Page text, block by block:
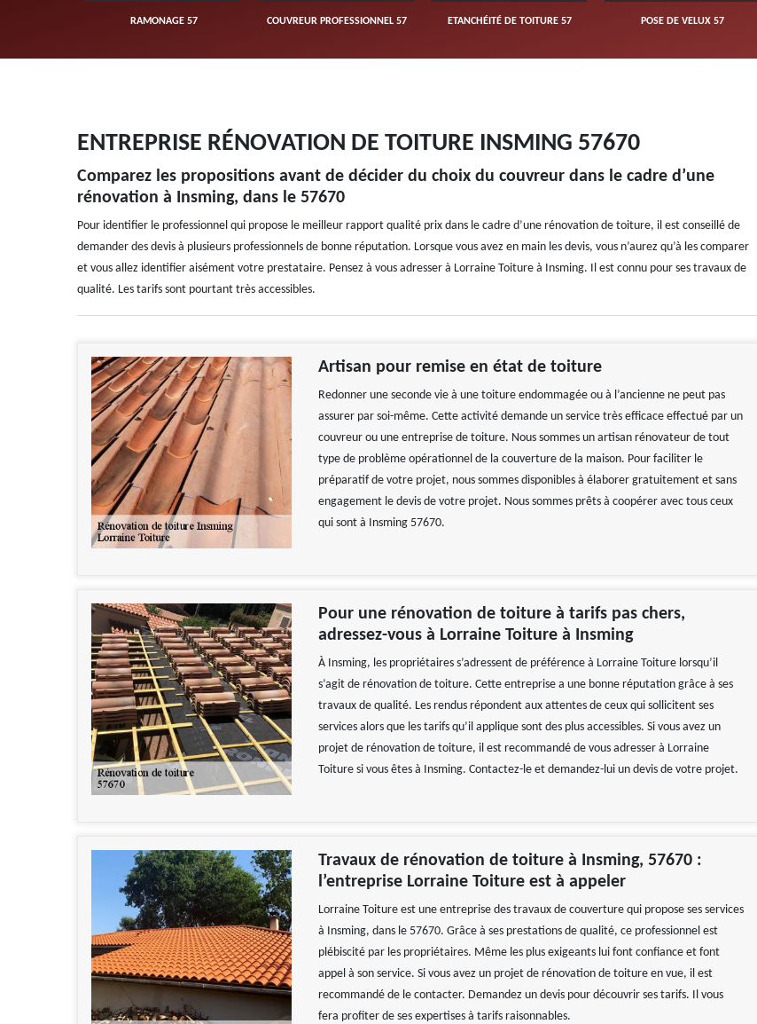
RAMONAGE 57 COUVREUR PROFESSIONNEL 57 ETANCHÉITÉ DE TOITURE 57 POSE DE VELUX 57
ENTREPRISE RÉNOVATION DE TOITURE INSMING 57670
Comparez les propositions avant de décider du choix du couvreur dans le cadre d’une
rénovation à Insming, dans le 57670
Pour identifier le professionnel qui propose le meilleur rapport qualité prix dans le cadre d’une rénovation de toiture, il est conseillé de
demander des devis à plusieurs professionnels de bonne réputation. Lorsque vous avez en main les devis, vous n’aurez qu’à les comparer
et vous allez identifier aisément votre prestataire. Pensez à vous adresser à Lorraine Toiture à Insming. Il est connu pour ses travaux de
qualité. Les tarifs sont pourtant très accessibles.
Artisan pour remise en état de toiture
Redonner une seconde vie à une toiture endommagée ou à l’ancienne ne peut pas
assurer par soi-même. Cette activité demande un service très efficace effectué par un
couvreur ou une entreprise de toiture. Nous sommes un artisan rénovateur de tout
type de problème opérationnel de la couverture de la maison. Pour faciliter le
préparatif de votre projet, nous sommes disponibles à élaborer gratuitement et sans
engagement le devis de votre projet. Nous sommes prêts à coopérer avec tous ceux
qui sont à Insming 57670.
Pour une rénovation de toiture à tarifs pas chers,
adressez-vous à Lorraine Toiture à Insming
À Insming, les propriétaires s’adressent de préférence à Lorraine Toiture lorsqu’il
s’agit de rénovation de toiture. Cette entreprise a une bonne réputation grâce à ses
travaux de qualité. Les rendus répondent aux attentes de ceux qui sollicitent ses
services alors que les tarifs qu’il applique sont des plus accessibles. Si vous avez un
projet de rénovation de toiture, il est recommandé de vous adresser à Lorraine
Toiture si vous êtes à Insming. Contactez-le et demandez-lui un devis de votre projet.
Travaux de rénovation de toiture à Insming, 57670 :
l’entreprise Lorraine Toiture est à appeler
Lorraine Toiture est une entreprise des travaux de couverture qui propose ses services
à Insming, dans le 57670. Grâce à ses prestations de qualité, ce professionnel est
plébiscité par les propriétaires. Même les plus exigeants lui font confiance et font
appel à son service. Si vous avez un projet de rénovation de toiture en vue, il est
recommandé de le contacter. Demandez un devis pour découvrir ses tarifs. Il vous
fera profiter de ses expertises à tarifs raisonnables.